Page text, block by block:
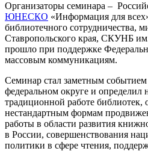
Организаторы семинара –
ЮНЕСКО «Информация для
библиотечного сотрудничества,
Ставропольского края, СКУНБ
прошло при поддержке
массовым коммуникациям.
Семинар стал заметным
федеральном округе и определил
традиционной работе библиотек,
нестандартным формам
работы в области развития
в России, совершенствования
политики в сфере чтения,